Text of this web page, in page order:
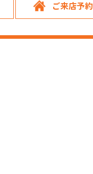
ご来店予約